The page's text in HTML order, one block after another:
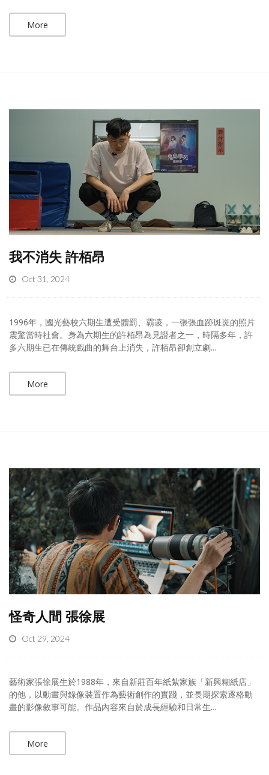
More
我不消失 許栢昂
Oct 31, 2024
1996年，國光藝校六期生遭受體罰、霸凌，一張張血跡斑斑的照片
震驚當時社會。身為六期生的許栢昂為見證者之一，時隔多年，許
多六期生已在傳統戲曲的舞台上消失，許栢昂卻創立劇...
More
怪奇人間 張徐展
Oct 29, 2024
藝術家張徐展生於1988年，來自新莊百年紙紮家族「新興糊紙店」
的他，以動畫與錄像裝置作為藝術創作的實踐，並長期探索逐格動
畫的影像敘事可能。作品內容來自於成長經驗和日常生...
More